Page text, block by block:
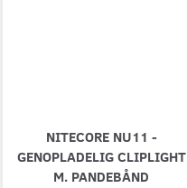
NITECORE NU11 -
GENOPLADELIG CLIPLIGHT
M. PANDEBÅND